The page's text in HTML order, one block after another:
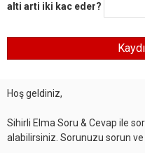
alti arti iki kac eder?
Hoş geldiniz,
Sihirli Elma Soru & Cevap ile
alabilirsiniz. Sorunuzu sorun ve